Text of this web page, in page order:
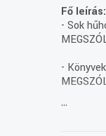
Fő leírás:
- Sok
-
-
...